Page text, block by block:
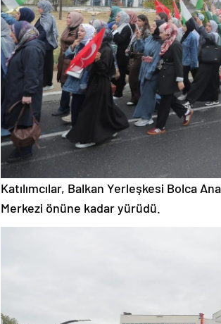
Katılımcılar, Balkan Yerleşkesi Bolca
Merkezi önüne kadar yürüdü.